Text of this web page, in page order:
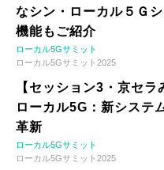
なシン・ローカル５Ｇ
機能もご紹介
ローカル5Gサミット
ローカル5Gサミット2025
【セッション3・京セ
ローカル5G：新システ
革新
ローカル5Gサミット
ローカル5Gサミット2025